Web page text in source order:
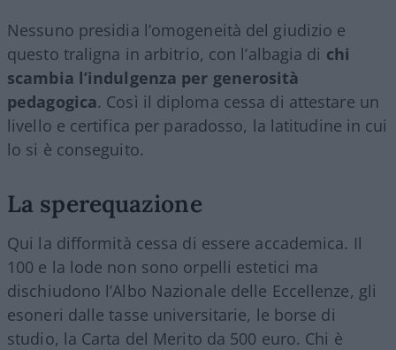
Nessuno presidia l’omogeneità del giudizio e
questo traligna in arbitrio, con l’albagia di chi
scambia l’indulgenza per generosità
pedagogica. Così il diploma cessa di attestare un
livello e certifica per paradosso, la latitudine in cui
lo si è conseguito.
La sperequazione
Qui la difformità cessa di essere accademica. Il
100 e la lode non sono orpelli estetici ma
dischiudono l’Albo Nazionale delle Eccellenze, gli
esoneri dalle tasse universitarie, le borse di
studio, la Carta del Merito da 500 euro. Chi è